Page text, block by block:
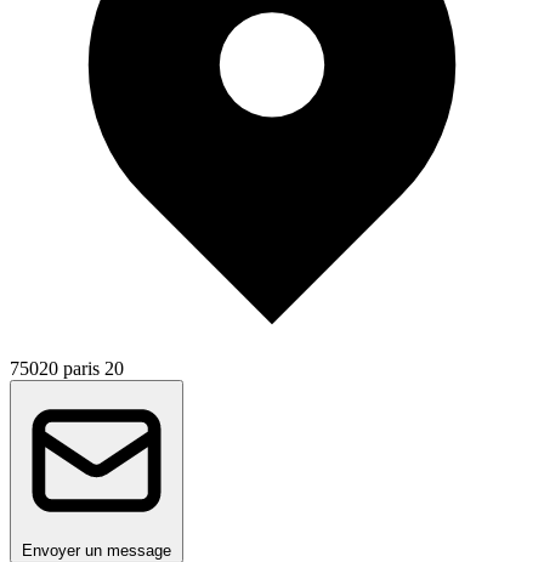
75020 paris 20
Envoyer un message